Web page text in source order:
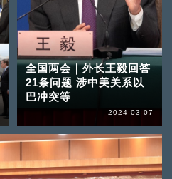
全国两会｜外长王毅回答
21条问题 涉中美关系以
巴冲突等
2024-03-07